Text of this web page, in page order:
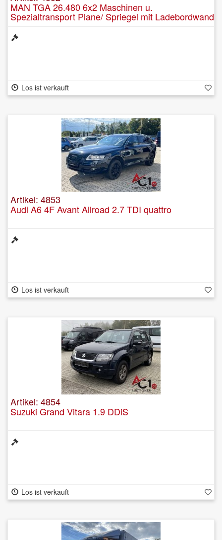
MAN TGA 26.480 6x2 Maschinen u.
Spezialtransport Plane/ Spriegel mit Ladebordwand
Los ist verkauft
Artikel: 4853
Audi A6 4F Avant Allroad 2.7 TDI quattro
Los ist verkauft
Artikel: 4854
Suzuki Grand Vitara 1.9 DDiS
Los ist verkauft